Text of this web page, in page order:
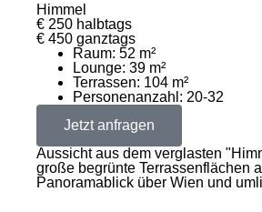
Himmel
€ 250 halbtags
€ 450 ganztags
Raum: 52 m²
Lounge: 39 m²
Terrassen: 104 m²
Personenanzahl: 20-32
Jetzt anfragen
Aussicht aus dem verglasten
große begrünte Terrassenflächen
Panoramablick über Wien und